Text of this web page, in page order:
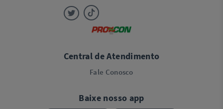
Central de Atendimento
Fale Conosco
Baixe nosso app